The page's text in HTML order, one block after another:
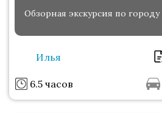
Обзорная экскурсия по
Илья
6.5 часов